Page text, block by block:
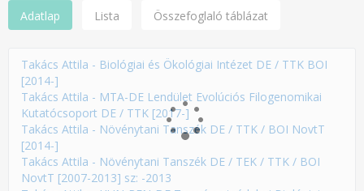
Adatlap Lista Összefoglaló táblázat
Takács Attila - Biológiai és Ökológiai Intézet DE / TTK BOI
[2014-]
Takács Attila - MTA-DE Lendület Evolúciós Filogenomikai
Kutatócsoport DE / TTK [2017-]
Takács Attila - Növénytani Tanszék DE / TTK / BOI NovtT
[2014-]
Takács Attila - Növénytani Tanszék DE / TEK / TTK / BOI
NovtT [2007-2013] sz: -2013